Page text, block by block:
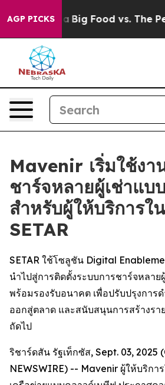
AGP PICKS
Media Big Food vs. The
Mavenir เริ่มใช้งา
ชาร์จหลายผู้เช่าแบ
สำหรับผู้ให้บริการใ
SETAR
SETAR ใช้โซลูชัน Digital
นำไปสู่การติดตั้งระบบการชาร์จหลาย
พร้อมรองรับอนาคต เพื่อปรับปรุงการด
ออกสู่ตลาด และสนับสนุนการสร้างรา
ถัดไป
ริชาร์ดสัน รัฐเท็กซัส, Sept. 03, 2025
NEWSWIRE) -- Mavenir ผู้ให้บริกา